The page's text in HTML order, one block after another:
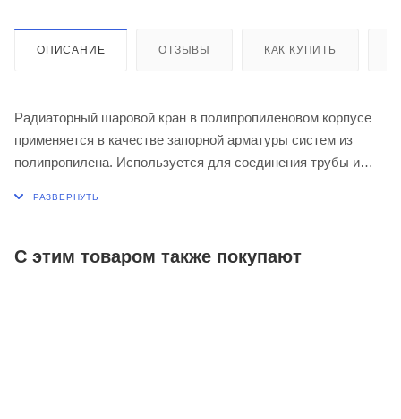
ОПИСАНИЕ ОТЗЫВЫ КАК КУПИТЬ
Радиаторный шаровой кран в полипропиленовом корпусе
применяется в качестве запорной арматуры систем из
полипропилена. Используется для соединения трубы и
С этим товаром также покупают